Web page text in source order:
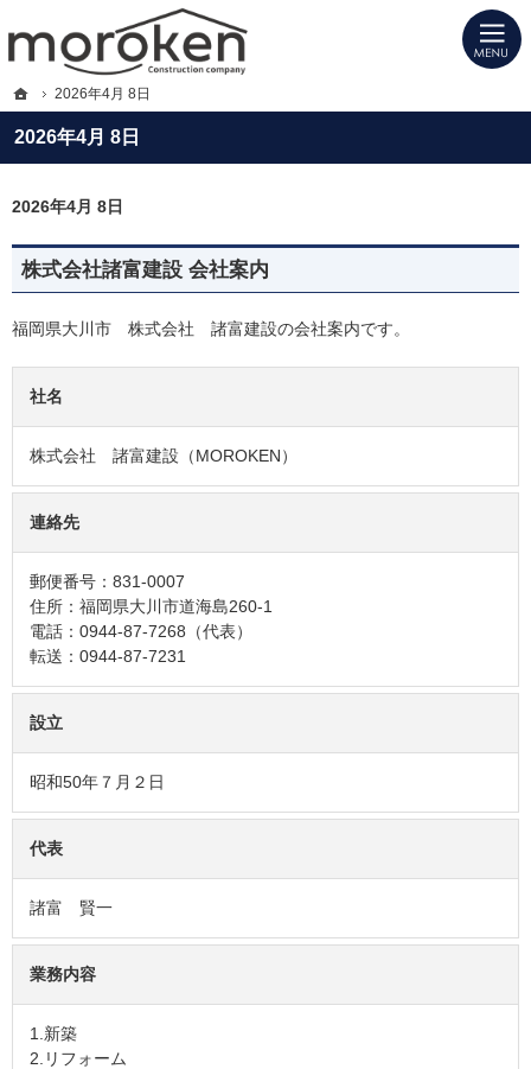
2026年4月 8日
プロの目線からご提案。福岡県大川市・柳川市・久留米市の注文住宅・新築戸建
福岡県大川市・柳川市・久留米市の新築・注文住宅・新築戸建てを手がける工務
2026年4月 8日
株式会社諸富建設 会社案内
福岡県大川市 株式会社 諸富建設の会社案内です。
社名
株式会社 諸富建設（MOROKEN）
連絡先
郵便番号：831-0007
住所：福岡県大川市道海島260-1
電話：0944-87-7268（代表）
転送：0944-87-7231
設立
昭和50年７月２日
代表
諸富 賢一
業務内容
1.新築
2.リフォーム
ホーム
2026年4月 8日